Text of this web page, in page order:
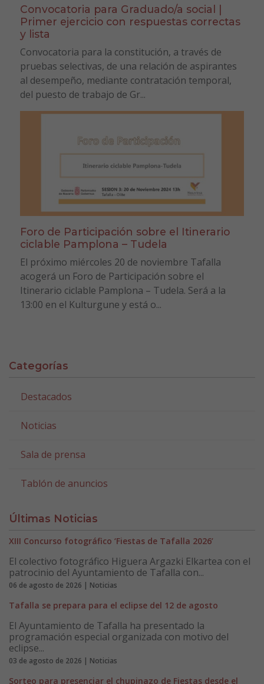
Convocatoria para Graduado/a social |
Primer ejercicio con respuestas correctas
y lista
Convocatoria para la constitución, a través de
pruebas selectivas, de una relación de aspirantes
al desempeño, mediante contratación temporal,
del puesto de trabajo de Gr...
Foro de Participación sobre el Itinerario
ciclable Pamplona – Tudela
El próximo miércoles 20 de noviembre Tafalla
acogerá un Foro de Participación sobre el
Itinerario ciclable Pamplona – Tudela. Será a la
13:00 en el Kulturgune y está o...
Categorías
Destacados
Noticias
Sala de prensa
Tablón de anuncios
Últimas Noticias
XIII Concurso fotográfico ‘Fiestas de Tafalla 2026’
El colectivo fotográfico Higuera Argazki Elkartea con el
patrocinio del Ayuntamiento de Tafalla con...
06 de agosto de 2026 | Noticias
Tafalla se prepara para el eclipse del 12 de agosto
El Ayuntamiento de Tafalla ha presentado la
programación especial organizada con motivo del
eclipse...
03 de agosto de 2026 | Noticias
Sorteo para presenciar el chupinazo de Fiestas desde el